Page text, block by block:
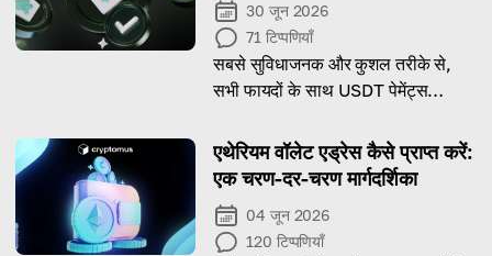
30 जून 2026
71 टिप्पणियाँ
सबसे सुविधाजनक और कुशल तरीके से,
सभी फायदों के साथ USDT पेमेंट्स
एथेरियम वॉलेट एड्रेस कैसे प्राप्त करें:
एक चरण-दर-चरण मार्गदर्शिका
04 जून 2026
120 टिप्पणियाँ